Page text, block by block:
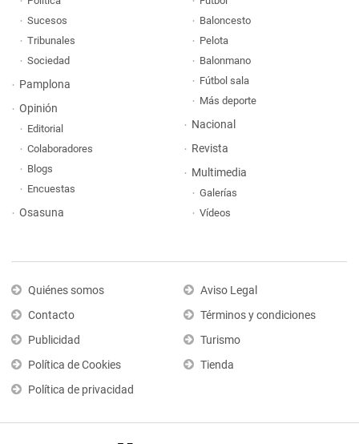
Sucesos
Tribunales
Sociedad
Pamplona
Opinión
Editorial
Colaboradores
Blogs
Encuestas
Osasuna
Baloncesto
Pelota
Balonmano
Fútbol sala
Más deporte
Nacional
Revista
Multimedia
Galerías
Vídeos
Quiénes somos
Contacto
Publicidad
Política de Cookies
Política de privacidad
Aviso Legal
Términos y condiciones
Turismo
Tienda